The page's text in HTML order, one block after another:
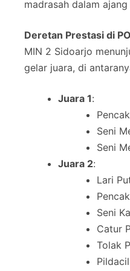
madrasah dalam
Deretan Prestasi di
MIN 2 Sidoarjo
gelar juara, di
Juara 1:
Seni
Seni
Juara 2:
Lari
Seni
Catur
Tolak